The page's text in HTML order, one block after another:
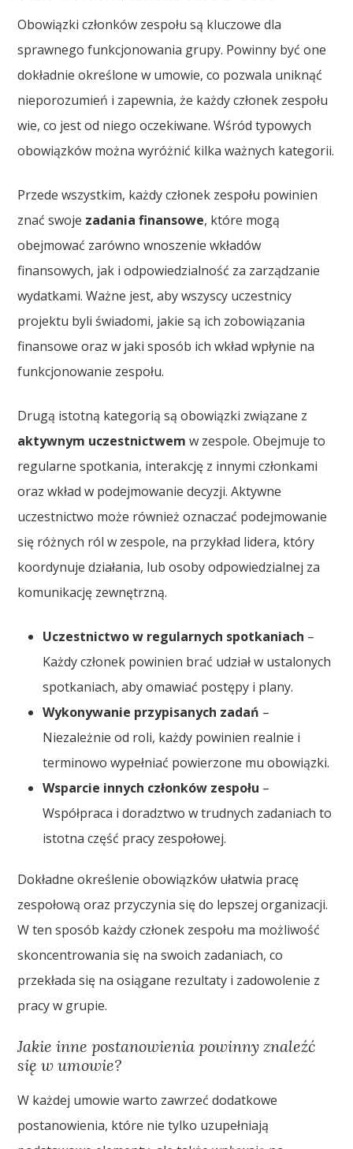
Obowiązki członków zespołu są kluczowe dla
sprawnego funkcjonowania grupy. Powinny być one
dokładnie określone w umowie, co pozwala uniknąć
nieporozumień i zapewnia, że każdy członek zespołu
wie, co jest od niego oczekiwane. Wśród typowych
obowiązków można wyróżnić kilka ważnych kategorii.
Przede wszystkim, każdy członek zespołu powinien
znać swoje zadania finansowe, które mogą
obejmować zarówno wnoszenie wkładów
finansowych, jak i odpowiedzialność za zarządzanie
wydatkami. Ważne jest, aby wszyscy uczestnicy
projektu byli świadomi, jakie są ich zobowiązania
finansowe oraz w jaki sposób ich wkład wpłynie na
funkcjonowanie zespołu.
Drugą istotną kategorią są obowiązki związane z
aktywnym uczestnictwem w zespole. Obejmuje to
regularne spotkania, interakcję z innymi członkami
oraz wkład w podejmowanie decyzji. Aktywne
uczestnictwo może również oznaczać podejmowanie
się różnych ról w zespole, na przykład lidera, który
koordynuje działania, lub osoby odpowiedzialnej za
komunikację zewnętrzną.
Uczestnictwo w regularnych spotkaniach –
Każdy członek powinien brać udział w ustalonych
spotkaniach, aby omawiać postępy i plany.
Wykonywanie przypisanych zadań –
Niezależnie od roli, każdy powinien realnie i
terminowo wypełniać powierzone mu obowiązki.
Wsparcie innych członków zespołu –
Współpraca i doradztwo w trudnych zadaniach to
istotna część pracy zespołowej.
Dokładne określenie obowiązków ułatwia pracę
zespołową oraz przyczynia się do lepszej organizacji.
W ten sposób każdy członek zespołu ma możliwość
skoncentrowania się na swoich zadaniach, co
przekłada się na osiągane rezultaty i zadowolenie z
pracy w grupie.
Jakie inne postanowienia powinny znaleźć
się w umowie?
W każdej umowie warto zawrzeć dodatkowe
postanowienia, które nie tylko uzupełniają